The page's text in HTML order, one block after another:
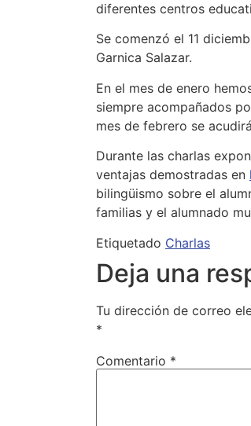
diferentes centros
Se comenzó el 11
Garnica Salazar.
En el mes de enero
siempre acompañados
mes de febrero se
Durante las charlas
ventajas demostradas en
bilingüismo sobre el
familias y el alumnado
Etiquetado Charlas
Deja una
Tu dirección de correo
*
Comentario *